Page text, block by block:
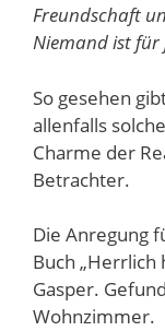
Freundschaft
Niemand ist für
So gesehen
allenfalls
Charme der
Betrachter.
Die Anregung
Buch „Herrlich
Gasper.
Wohnzimmer.